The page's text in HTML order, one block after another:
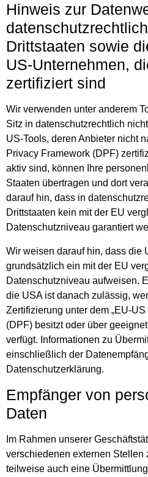
Hinweis zur
Drittstaaten sowie
US-Unternehmen,
zertifiziert sind
Wir verwenden unter anderem
Sitz in datenschutzrechtlich
US-Tools, deren Anbieter nicht
Privacy Framework (DPF)
aktiv sind, können Ihre
Staaten übertragen und dort
darauf hin, dass in
Drittstaaten kein mit der EU
Datenschutzniveau garantiert
Wir weisen darauf hin, dass die
grundsätzlich ein mit der EU
Datenschutzniveau aufweisen.
die USA ist danach zulässig,
Zertifizierung unter dem „EU-
(DPF) besitzt oder über
verfügt. Informationen zu
einschließlich der
Datenschutzerklärung.
Empfänger von
Daten
Im Rahmen unserer
verschiedenen externen Stellen
teilweise auch eine